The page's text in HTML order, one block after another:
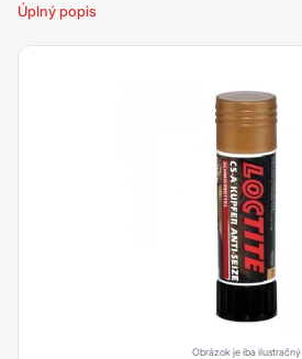
Úplný popis
Obrázok je iba ilustračný